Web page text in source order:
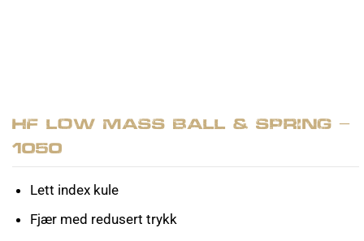
HF Low Mass Ball & Spring –
1050
Lett index kule
Fjær med redusert trykk